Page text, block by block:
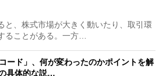
、株式市場が大きく動いたり、取引環
ることがある。一方…
ード」、何が変わったのかポイントを解
具体的な説…